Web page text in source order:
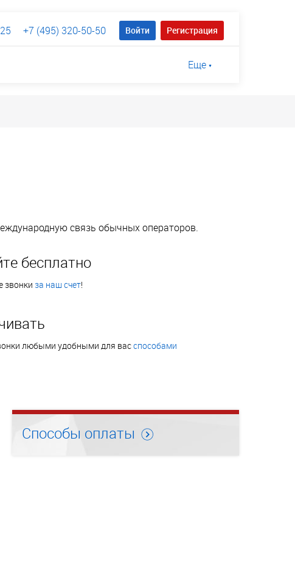
Войти Регистрация
+7 (495) 320-50-50
Еще
связь обычных операторов.
бесплатно
звонки за наш счет!
любыми удобными для васспособами
Способы оплаты